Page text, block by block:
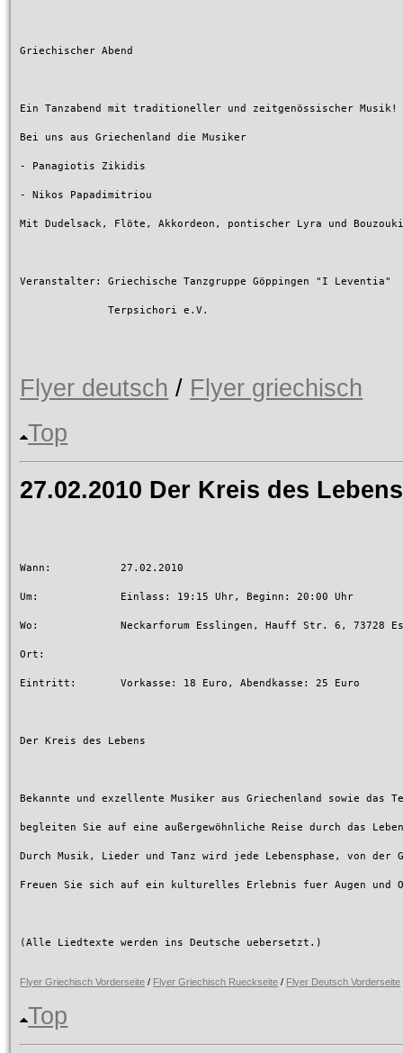
Griechischer Abend
Ein Tanzabend mit traditioneller und zeitgenössischer Musik!
Bei uns aus Griechenland die Musiker
- Panagiotis Zikidis
- Nikos Papadimitriou
Mit Dudelsack, Flöte, Akkordeon, pontischer Lyra und
Veranstalter: Griechische Tanzgruppe Göppingen "I Leventia"
              Terpsichori e.V.
Flyer deutsch / Flyer griechisch
Top
27.02.2010 Der Kreis des Lebens
Wann:		27.02.2010
Um:		Einlass: 19:15 Uhr, Beginn: 20:00 Uhr
Wo:		Neckarforum Esslingen, Hauff Str. 6, 73728 Esslingen
Ort:
Eintritt:	Vorkasse: 18 Euro, Abendkasse: 25 Euro
Der Kreis des Lebens
Bekannte und exzellente Musiker aus Griechenland sowie das
begleiten Sie auf eine außergewöhnliche Reise durch das
Durch Musik, Lieder und Tanz wird jede Lebensphase, von
Freuen Sie sich auf ein kulturelles Erlebnis fuer Augen und
(Alle Liedtexte werden ins Deutsche uebersetzt.)
Flyer Griechisch Vorderseite / Flyer Griechisch Rueckseite / Flyer Deutsch Vorderseite
Top